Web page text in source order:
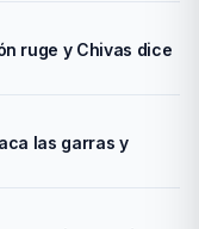
ruge y Chivas dice
las garras y